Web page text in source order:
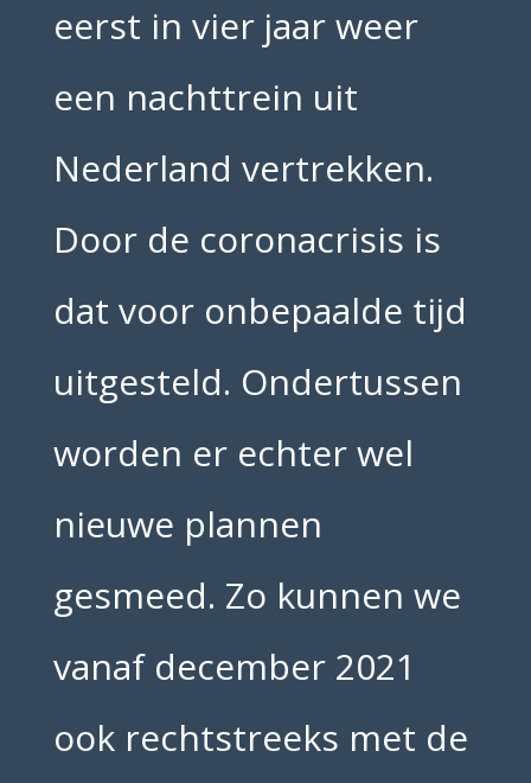
eerst in vier jaar weer
een nachttrein uit
Nederland vertrekken.
Door de coronacrisis is
dat voor onbepaalde tijd
uitgesteld. Ondertussen
worden er echter wel
nieuwe plannen
gesmeed. Zo kunnen we
vanaf december 2021
ook rechtstreeks met de